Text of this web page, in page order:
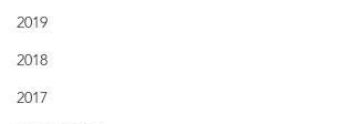
2019
2018
2017